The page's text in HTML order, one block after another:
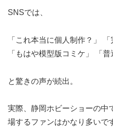
SNSでは、
「これ本当に個人制作？」
「もはや模型版コミケ」 「
と驚きの声が続出。
実際、静岡ホビーショーの中
場するファンはかなり多いで